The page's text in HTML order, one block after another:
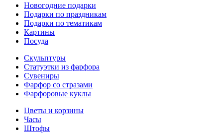
Новогодние подарки
Подарки по праздникам
Подарки по тематикам
Картины
Посуда
Скульптуры
Статуэтки из фарфора
Сувениры
Фарфор со стразами
Фарфоровые куклы
Цветы и корзины
Часы
Штофы